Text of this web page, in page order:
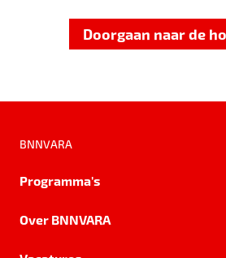
Doorgaan naar de
BNNVARA
Programma's
Over BNNVARA